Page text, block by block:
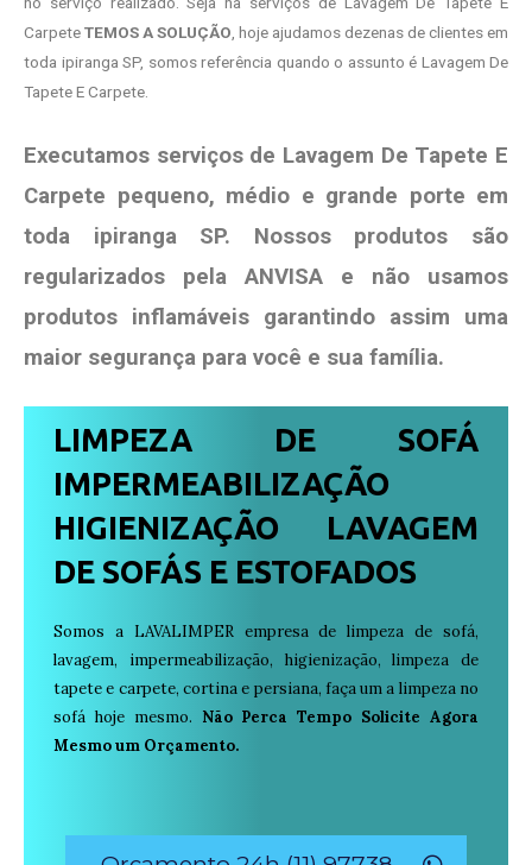
CarpeteTEMOS A SOLUÇÃO , hoje ajudamos dezenas de clientes em
toda ipiranga SP, somos referência quando o assunto é Lavagem De
Tapete E Carpete.
Executamos serviços de Lavagem De Tapete E
Carpete pequeno, médio e grande porte em
toda ipiranga SP. Nossos produtos são
regularizados pela ANVISA e não usamos
produtos inflamáveis garantindo assim uma
maior segurança para você e sua família.
LIMPEZA DE SOFÁ
IMPERMEABILIZAÇÃO
HIGIENIZAÇÃO LAVAGEM
DE SOFÁS E ESTOFADOS
Somos a LAVALIMPER empresa de limpeza de sofá,
lavagem, impermeabilização, higienização, limpeza de
tapete e carpete, cortina e persiana, faça um a limpeza no
sofá hoje mesmo. Não Perca Tempo Solicite Agora
Mesmo um Orçamento.